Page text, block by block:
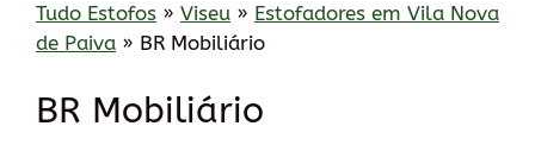
Tudo Estofos » Viseu » Estofadores em Vila Nova
de Paiva » BR Mobiliário
BR Mobiliário